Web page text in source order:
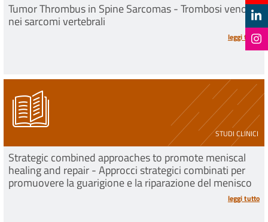
Tumor Thrombus in Spine Sarcomas - Trombosi venosa
nei sarcomi vertebrali
leggi tutto
STUDI CLINICI
Strategic combined approaches to promote meniscal
healing and repair - Approcci strategici combinati per
promuovere la guarigione e la riparazione del menisco
leggi tutto